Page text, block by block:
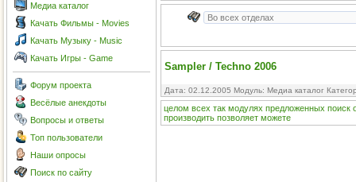
Медиа каталог
Качать Фильмы - Movies
Качать Музыку - Music
Качать Игры - Game
Форум проекта
Весёлые анекдоты
Вопросы и ответы
Топ пользователи
Наши опросы
Поиск по сайту
Sampler / Techno 2006
Дата: 02.12.2005 Модуль: Медиа каталог
целом всех так модулях предложенных поиск
производить позволяет можете